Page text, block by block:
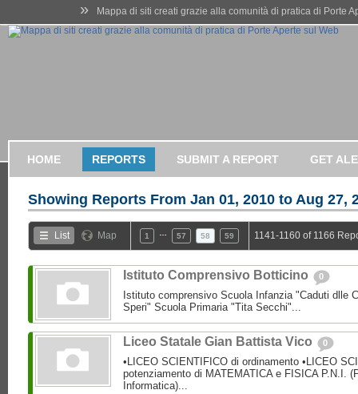
» Mappa di siti creati grazie alla comunità di pratica di Porte
HOME REPORTS SUBMIT A REPORT GET
Showing Reports From Jan 01, 2010 to Aug 27,
List Map 1 57 58 59 1141-1160 of 1166
Istituto Comprensivo Botticino 0
Istituto comprensivo Scuola Infanzia "Caduti dlle
Speri" Scuola Primaria "Tita Secchi"...
Liceo Statale Gian Battista Vico 0
•LICEO SCIENTIFICO di ordinamento •LICEO
potenziamento di MATEMATICA e FISICA P.N.I.
Informatica)...